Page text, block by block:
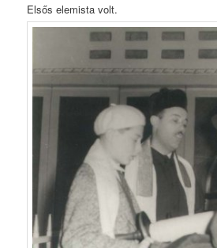
Elsős elemista volt.